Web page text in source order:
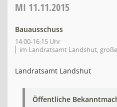
MI 11.11.2015
Bauausschuss
14:00-16:15 Uhr
im Landratsamt Landshut,
Landratsamt Landshut
Öffentliche